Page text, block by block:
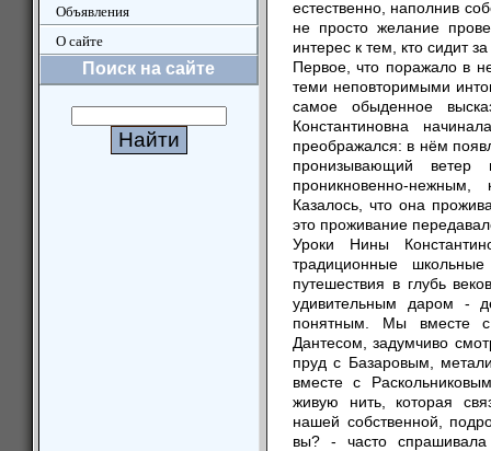
Объявления
О сайте
Поиск на сайте
естественно, наполнив
не просто желание
интерес к тем, кто сидит
Первое, что поражало в
теми неповторимыми
самое обыденное
Константиновна
преображался: в нём
пронизывающий
проникновенно-
Казалось, что она
это проживание
Уроки Нины
традиционные
путешествия в глубь
удивительным даром -
понятным. Мы вместе
Дантесом, задумчиво
пруд с Базаровым,
вместе с
живую нить, которая
нашей собственной,
вы? - часто